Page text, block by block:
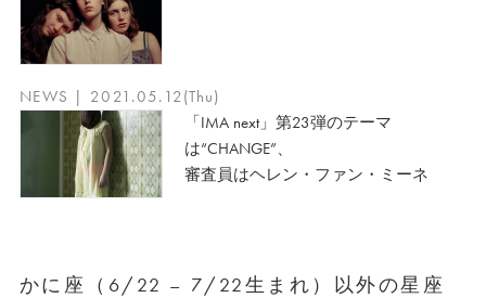
NEWS | 2021.05.12(Thu)
「IMA next」第23弾のテーマ
は“CHANGE”、
審査員はヘレン・ファン・ミーネ
かに座（6/22 – 7/22生まれ）以外の星座